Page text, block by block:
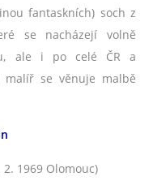
fantaskních) soch z
se nacházejí volně
ale i po celé ČR a
malíř se věnuje malbě
2. 1969 Olomouc)